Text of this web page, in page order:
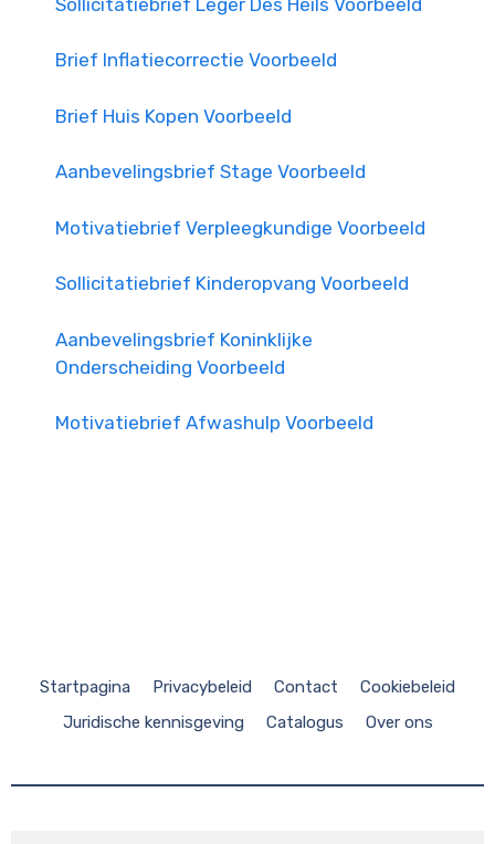
Brief Inflatiecorrectie Voorbeeld
Brief Huis Kopen Voorbeeld
Aanbevelingsbrief Stage Voorbeeld
Motivatiebrief Verpleegkundige Voorbeeld
Sollicitatiebrief Kinderopvang Voorbeeld
Aanbevelingsbrief Koninklijke
Onderscheiding Voorbeeld
Motivatiebrief Afwashulp Voorbeeld
Startpagina Privacybeleid Contact
Cookiebeleid
Juridische kennisgeving
Catalogus Over ons